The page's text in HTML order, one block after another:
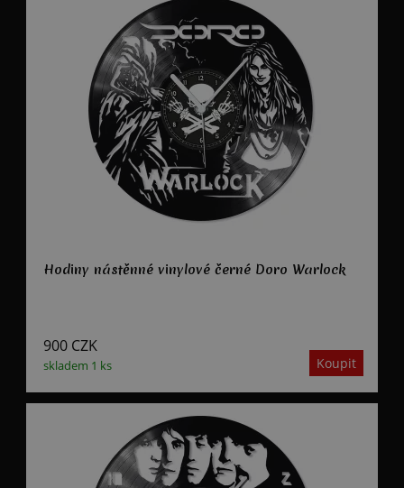
Hodiny nástěnné vinylové černé Doro Warlock
skladem 1 ks
900 CZK